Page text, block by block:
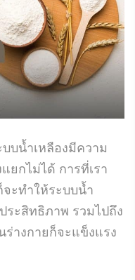
บน้ำเหลืองมีความ
ยกไม่ได้ การที่เรา
ะทำให้ระบบน้ำ
ระสิทธิภาพ รวมไปถึง
างกายก็จะแข็งแรง